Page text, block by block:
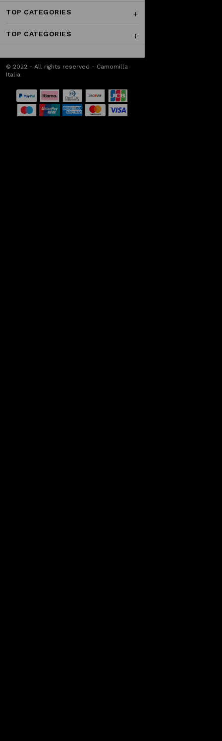
TOP CATEGORIES
TOP CATEGORIES
© 2022 - All rights reserved - Camomilla
Italia